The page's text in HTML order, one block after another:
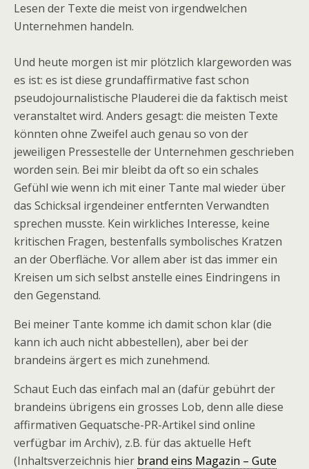
Lesen der Texte die meist von irgendwelchen
Unternehmen handeln.
Und heute morgen ist mir plötzlich klargeworden was
es ist: es ist diese grundaffirmative fast schon
pseudojournalistische Plauderei die da faktisch meist
veranstaltet wird. Anders gesagt: die meisten Texte
könnten ohne Zweifel auch genau so von der
jeweiligen Pressestelle der Unternehmen geschrieben
worden sein. Bei mir bleibt da oft so ein schales
Gefühl wie wenn ich mit einer Tante mal wieder über
das Schicksal irgendeiner entfernten Verwandten
sprechen musste. Kein wirkliches Interesse, keine
kritischen Fragen, bestenfalls symbolisches Kratzen
an der Oberfläche. Vor allem aber ist das immer ein
Kreisen um sich selbst anstelle eines Eindringens in
den Gegenstand.
Bei meiner Tante komme ich damit schon klar (die
kann ich auch nicht abbestellen), aber bei der
brandeins ärgert es mich zunehmend.
Schaut Euch das einfach mal an (dafür gebührt der
brandeins übrigens ein grosses Lob, denn alle diese
affirmativen Gequatsche-PR-Artikel sind online
verfügbar im Archiv), z.B. für das aktuelle Heft
(Inhaltsverzeichnis hier brand eins Magazin – Gute